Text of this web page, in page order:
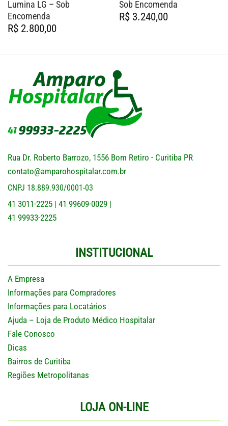
Lumina LG – Sob
Encomenda
R$2.800,00
Sob Encomenda
R$3.240,00
Rua Dr. Roberto Barrozo, 1556 Bom Retiro - Curitiba PR
contato@amparohospitalar.com.br
CNPJ 18.889.930/0001-03
41 3011-2225 | 41 99609-0029 |
41 99933-2225
INSTITUCIONAL
A Empresa
Informações para Compradores
Informações para Locatários
Ajuda – Loja de Produto Médico Hospitalar
Fale Conosco
Dicas
Bairros de Curitiba
Regiões Metropolitanas
LOJA ON-LINE